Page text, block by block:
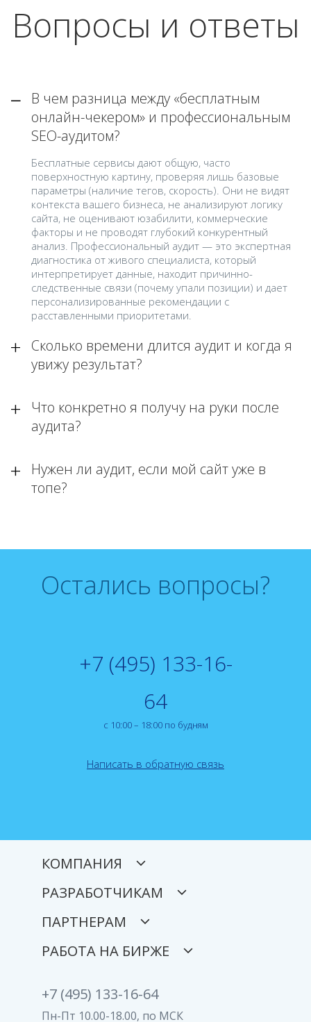
Вопросы и ответы
В чем разница между «бесплатным
онлайн-чекером» и профессиональным
SEO-аудитом?
Бесплатные сервисы дают общую, часто
поверхностную картину, проверяя лишь базовые
параметры (наличие тегов, скорость). Они не видят
контекста вашего бизнеса, не анализируют логику
сайта, не оценивают юзабилити, коммерческие
факторы и не проводят глубокий конкурентный
анализ. Профессиональный аудит — это экспертная
диагностика от живого специалиста, который
интерпретирует данные, находит причинно-
следственные связи (почему упали позиции) и дает
персонализированные рекомендации с
расставленными приоритетами.
Сколько времени длится аудит и когда я
увижу результат?
Что конкретно я получу на руки после
аудита?
Нужен ли аудит, если мой сайт уже в
топе?
Остались вопросы?
+7 (495) 133-16-
64
с 10:00 – 18:00 по будням
Написать в обратную связь
КОМПАНИЯ
РАЗРАБОТЧИКАМ
ПАРТНЕРАМ
РАБОТА НА БИРЖЕ
+7 (495) 133-16-64
Пн-Пт 10.00-18.00, по МСК